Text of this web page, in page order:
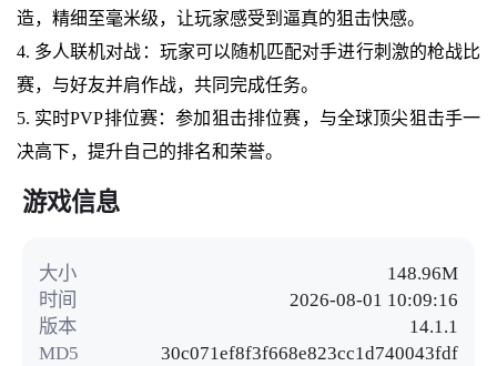
造，精细至毫米级，让玩家感受到逼真的狙击快感。
4. 多人联机对战：玩家可以随机匹配对手进行刺激的枪战比
赛，与好友并肩作战，共同完成任务。
5. 实时PVP排位赛：参加狙击排位赛，与全球顶尖狙击手一
决高下，提升自己的排名和荣誉。
游戏信息
大小
148.96M
时间
2026-08-01 10:09:16
版本
14.1.1
MD5
30c071ef8f3f668e823cc1d740043fdf